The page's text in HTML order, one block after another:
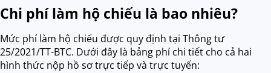
Chi phí làm hộ chiếu là bao nhiêu?
Mức phí làm hộ chiếu được quy định tại Thông tư
25/2021/TT-BTC. Dưới đây là bảng phí chi tiết cho cả hai
hình thức nộp hồ sơ trực tiếp và trực tuyến: